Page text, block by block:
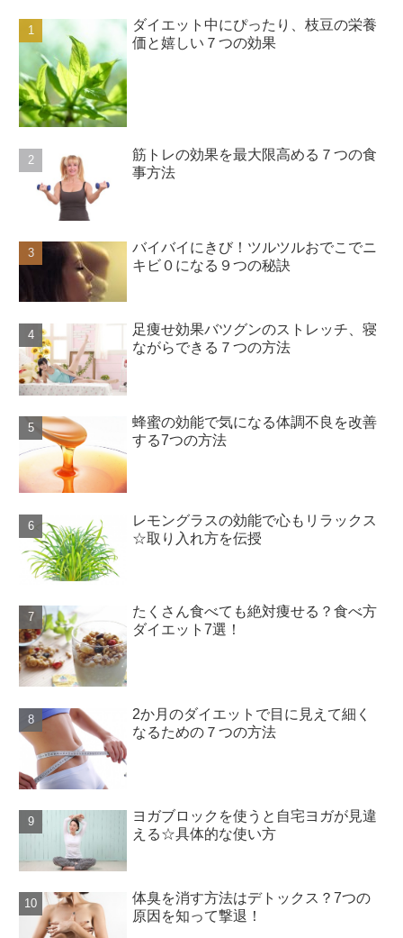
ダイエット中にぴったり、枝豆の栄養
価と嬉しい７つの効果
筋トレの効果を最大限高める７つの食
事方法
バイバイにきび！ツルツルおでこでニ
キビ０になる９つの秘訣
足痩せ効果バツグンのストレッチ、寝
ながらできる７つの方法
蜂蜜の効能で気になる体調不良を改善
する7つの方法
レモングラスの効能で心もリラックス
☆取り入れ方を伝授
たくさん食べても絶対痩せる？食べ方
ダイエット7選！
2か月のダイエットで目に見えて細く
なるための７つの方法
ヨガブロックを使うと自宅ヨガが見違
える☆具体的な使い方
体臭を消す方法はデトックス？7つの
原因を知って撃退！